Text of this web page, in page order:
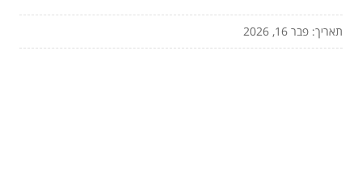
תאריך: פבר 16, 2026